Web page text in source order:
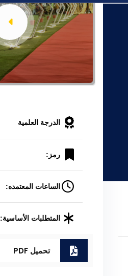
الدرجة العلمية
رمز:
الساعات المعتمده:
المتطلبات الأساسية:
تحميل PDF